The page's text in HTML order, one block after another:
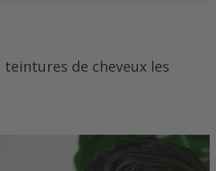
de cheveux les